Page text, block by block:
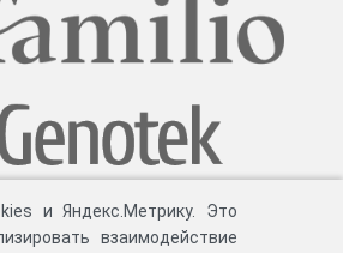
и Яндекс.Метрику. Это
взаимодействие